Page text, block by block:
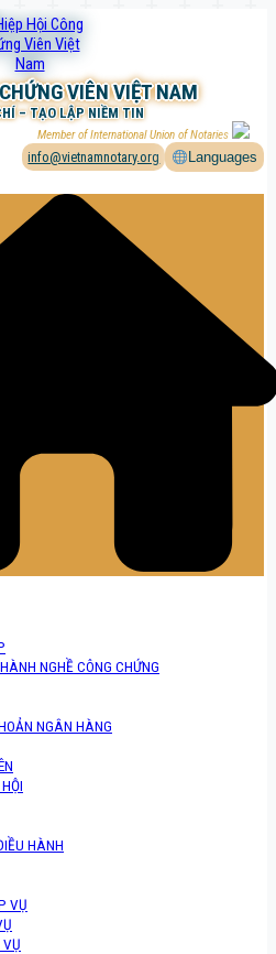
VIÊN VIỆT NAM
– TẠO LẬP NIỀM TIN
Member of International Union of Notaries
info@vietnamnotary.org Languages
NGHỀ CÔNG CHỨNG
NGÂN HÀNG
HÀNH
VỤ
VỤ